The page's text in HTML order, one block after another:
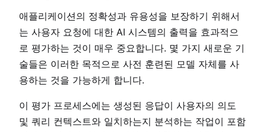
애플리케이션의 정확성과 유용성을 보장하기 위해서
는 사용자 요청에 대한 AI 시스템의 출력을 효과적으
로 평가하는 것이 매우 중요합니다. 몇 가지 새로운 기
술들은 이러한 목적으로 사전 훈련된 모델 자체를 사
용하는 것을 가능하게 합니다.
이 평가 프로세스에는 생성된 응답이 사용자의 의도
및 쿼리 컨텍스트와 일치하는지 분석하는 작업이 포함